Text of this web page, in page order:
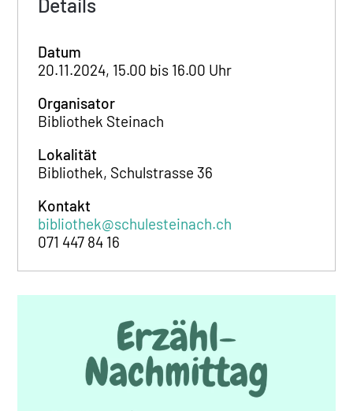
Datum
20.11.2024, 15.00 bis 16.00 Uhr
Organisator
Bibliothek Steinach
Lokalität
Bibliothek, Schulstrasse 36
Kontakt
bibliothek@schulesteinach.ch
071 447 84 16